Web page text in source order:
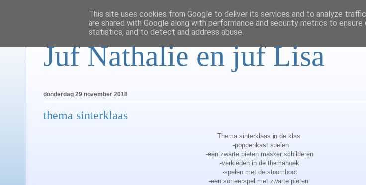
Juf Nathalie en juf Lisa
donderdag 29 november 2018
thema sinterklaas
Thema sinterklaas in de klas.
-poppenkast spelen
-een zwarte pieten masker schilderen
-verkleden in de themahoek
-spelen met de stoomboot
-een sorteerspel met zwarte pieten
This site uses cookies from Google to deliver its services and to analyze
are shared with Google along with performance and security metrics to
statistics, and to detect and address abuse.